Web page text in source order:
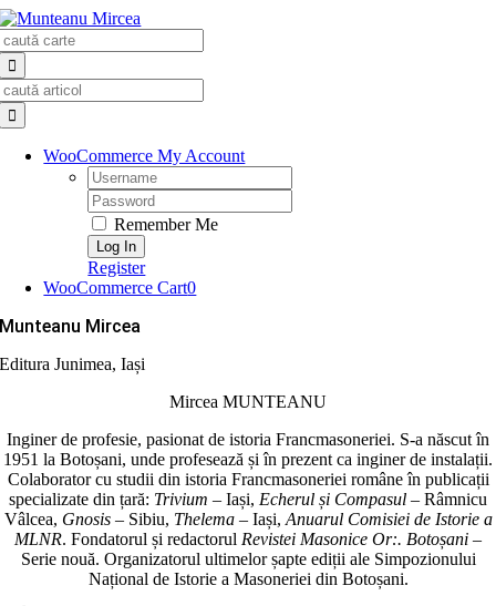
Skip
to
content
WooCommerce My Account
Username:
Password:
Remember Me
Register
WooCommerce Cart0
Munteanu Mircea
Editura Junimea, Iași
Mircea MUNTEANU
Inginer de profesie, pasionat de istoria Franc­masoneriei. S-a născut în
1951 la Botoșani, unde pro­fesează și în prezent ca inginer de instalații.
Cola­borator cu studii din istoria Francmasoneriei române în publicații
specializate din țară: Trivium – Iași, Echerul și Compasul – Râmnicu
Vâlcea, Gnosis– Sibiu, Thelema– Iași, Anuarul Comisiei de Istorie a
MLNR. Fondatorul și redactorul Revistei Masonice Or:. Botoșani –
Serie nouă. Organizatorul ultimelor șapte ediții ale Simpozionului
Național de Istorie a Masoneriei din Botoșani.